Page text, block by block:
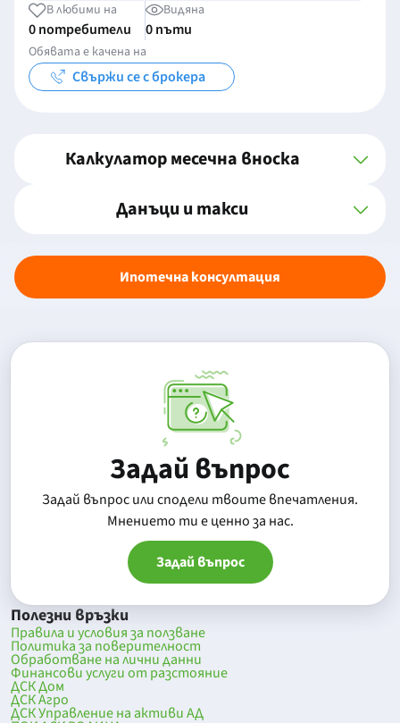
В любими на
0 потребители
Видяна
0 пъти
Обявата е качена на
Свържи се с брокера
Калкулатор месечна вноска
Данъци и такси
Ипотечна консултация
Задай въпрос
Задай въпрос или сподели твоите впечатления.
Mнението ти е ценно за нас.
Задай въпрос
Полезни връзки
Правила и условия за ползване
Политика за поверителност
Обработване на лични данни
Финансови услуги от разстояние
ДСК Дом
ДСК Агро
ДСК Управление на активи АД